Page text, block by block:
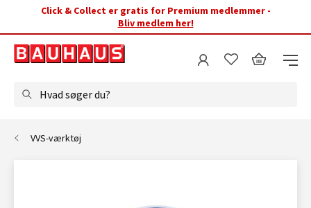
Click & Collect er gratis for Premium medlemmer -
Bliv medlem her!
Hvad søger du?
VVS-værktøj